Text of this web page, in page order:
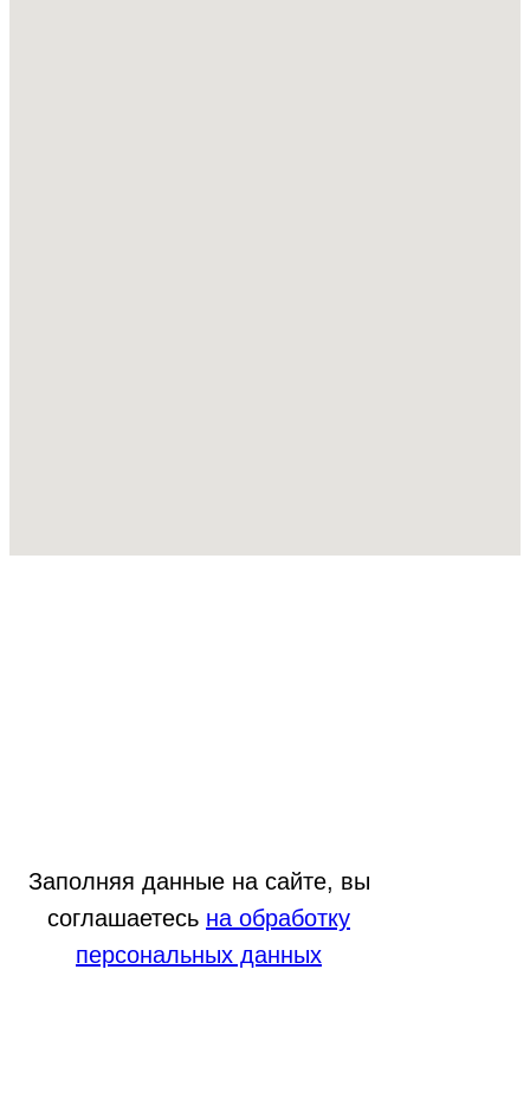
Заполняя данные на сайте, вы
соглашаетесь на обработку
персональных данных